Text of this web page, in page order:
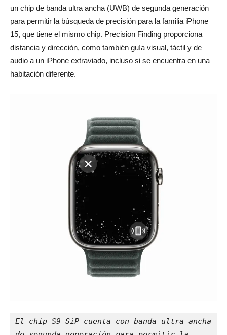
un chip de banda ultra ancha (UWB) de segunda generación
para permitir la búsqueda de precisión para la familia iPhone
15, que tiene el mismo chip. Precision Finding proporciona
distancia y dirección, como también guía visual, táctil y de
audio a un iPhone extraviado, incluso si se encuentra en una
habitación diferente.
El chip S9 SiP cuenta con banda ultra ancha